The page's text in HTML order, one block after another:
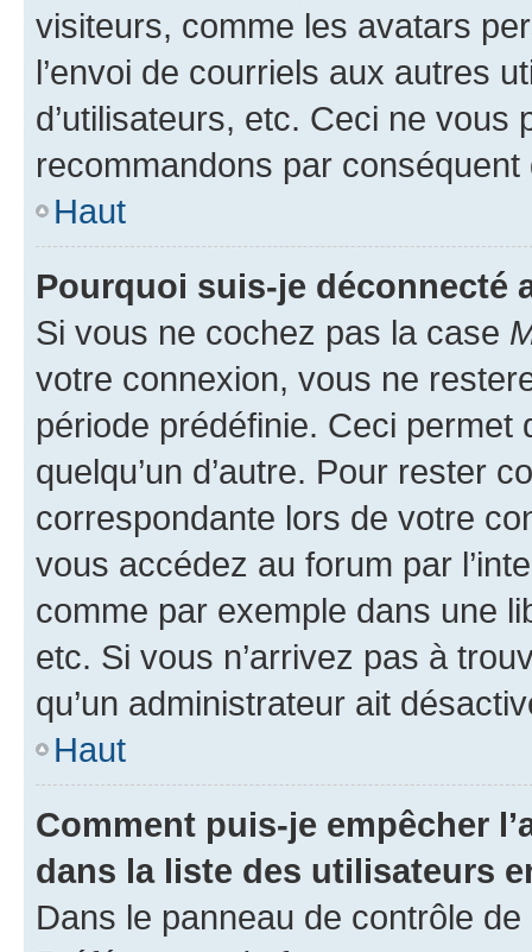
visiteurs, comme les avatars
l’envoi de courriels aux autres
d’utilisateurs, etc. Ceci ne vous
recommandons par conséquent
Haut
Pourquoi suis-je déconnecté
Si vous ne cochez pas la case
votre connexion, vous ne
période prédéfinie. Ceci permet
quelqu’un d’autre. Pour rester
correspondante lors de votre
vous accédez au forum par
comme par exemple dans une
etc. Si vous n’arrivez pas à
qu’un administrateur ait
Haut
Comment puis-je empêcher
dans la liste des utilisateurs
Dans le panneau de contrôle